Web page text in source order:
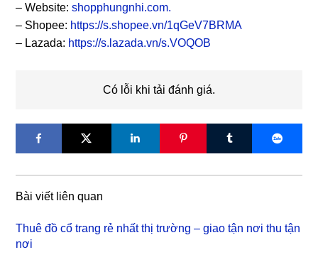
– Website:shopphungnhi.com.
– Shopee: https://s.shopee.vn/1qGeV7BRMA
– Lazada: https://s.lazada.vn/s.VOQOB
Có lỗi khi tải đánh giá.
Bài viết liên quan
Thuê đồ cổ trang rẻ nhất thị trường – giao tận nơi thu tận
nơi